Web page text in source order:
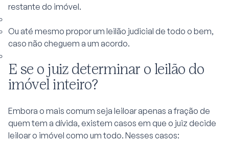
restante do imóvel.
Ou até mesmo propor um leilão judicial de todo o bem,
caso não cheguem a um acordo.
E se o juiz determinar o leilão do
imóvel inteiro?
Embora o mais comum seja leiloar apenas a fração de
quem tem a dívida, existem casos em que o juiz decide
leiloar o imóvel como um todo. Nesses casos: